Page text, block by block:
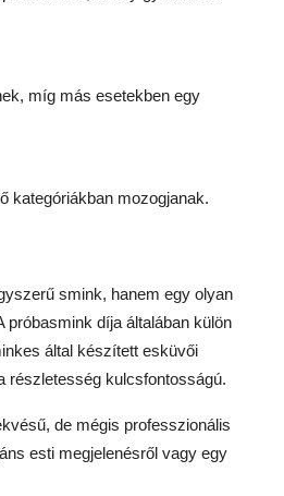
míg más esetekben egy
kategóriákban mozogjanak.
smink, hanem egy olyan
díja általában külön
által készített esküvői
részletesség kulcsfontosságú.
de mégis professzionális
esti megjelenésről vagy egy